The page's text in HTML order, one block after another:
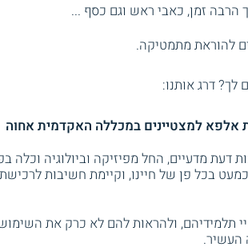
הרבה זמן, כאבי ראש וגם כסף ...
להוראת מתמטיקה.
לך? דרג אותנו:
למצטיינים במכללה האקדמית אחוה
מדעיים, החל מפיזיקה וביולוגיה וכלה
כמעט בכל פן של חיינו, וקיימת חשיבות
תלמידיהם, ולהראות להם לא כרק את
העשיר.